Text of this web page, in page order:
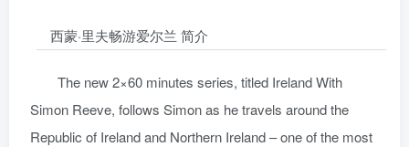
西蒙·里夫畅游爱尔兰 简介
The new 2×60 minutes series, titled Ireland With
Simon Reeve, follows Simon as he travels around the
Republic of Ireland and Northern Ireland – one of the most